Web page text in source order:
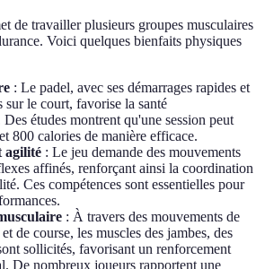
de travailler plusieurs groupes musculaires
Voici quelques bienfaits physiques
: Le padel, avec ses démarrages rapides et
sur le court, favorise la santé
études montrent qu'une session peut
800 calories de manière efficace.
agilité : Le jeu demande des mouvements
affinés, renforçant ainsi la coordination
Ces compétences sont essentielles pour
: À travers des mouvements de
de course, les muscles des jambes, des
sollicités, favorisant un renforcement
De nombreux joueurs rapportent une